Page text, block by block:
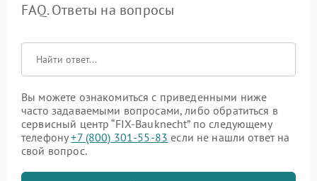
FAQ. Ответы на вопросы
Вы можете ознакомиться с приведенными ниже
часто задаваемыми вопросами, либо обратиться в
сервисный центр “FIX-Bauknecht” по следующему
телефону+7 (800) 301-55-83 если не нашли ответ на
свой вопрос.